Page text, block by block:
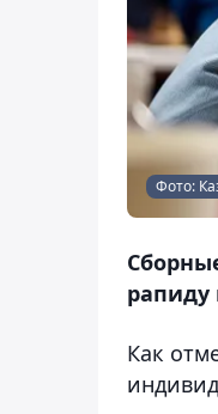
Фото:
рапиду
Как